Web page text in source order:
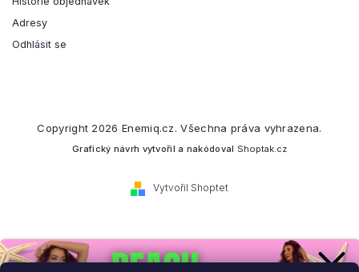
Adresy
Odhlásit se
Vytvořil Shoptet
Copyright 2026 Enemiq.cz. Všechna práva vyhrazena.
Grafický návrh vytvořil a nakódoval Shoptak.cz
Přihlaste se k našemu